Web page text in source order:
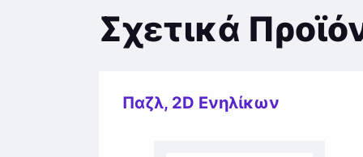
Σχετικά
Παζλ, 2D Ενηλίκων